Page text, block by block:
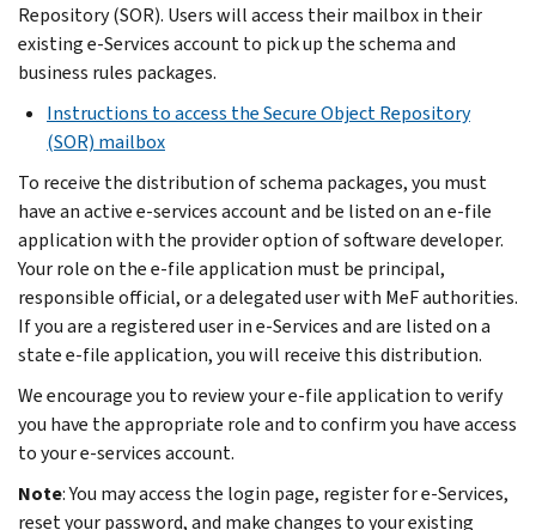
Repository (SOR). Users will access their mailbox in their
existing e-Services account to pick up the schema and
business rules packages.
Instructions to access the Secure Object Repository
(SOR) mailbox
To receive the distribution of schema packages, you must
have an active e-services account and be listed on an e-file
application with the provider option of software developer.
Your role on the e-file application must be principal,
responsible official, or a delegated user with MeF authorities.
If you are a registered user in e-Services and are listed on a
state e-file application, you will receive this distribution.
We encourage you to review your e-file application to verify
you have the appropriate role and to confirm you have access
to your e-services account.
Note: You may access the login page, register for e‐Services,
reset your password, and make changes to your existing